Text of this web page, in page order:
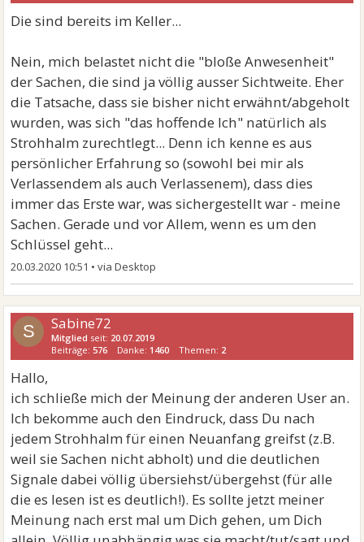
Die sind bereits im Keller...
Nein, mich belastet nicht die "bloße Anwesenheit"
der Sachen, die sind ja völlig ausser Sichtweite. Eher
die Tatsache, dass sie bisher nicht erwähnt/abgeholt
wurden, was sich "das hoffende Ich" natürlich als
Strohhalm zurechtlegt... Denn ich kenne es aus
persönlicher Erfahrung so (sowohl bei mir als
Verlassendem als auch Verlassenem), dass dies
immer das Erste war, was sichergestellt war - meine
Sachen. Gerade und vor Allem, wenn es um den
Schlüssel geht...
20.03.2020 10:51 •
S Sabine72
Mitglied seit: 20.07.2019
Beiträge: 576 Danke: 1460 Themen: 2
Hallo,
ich schließe mich der Meinung der anderen User an.
Ich bekomme auch den Eindruck, dass Du nach
jedem Strohhalm für einen Neuanfang greifst (z.B.
weil sie Sachen nicht abholt) und die deutlichen
Signale dabei völlig übersiehst/übergehst (für alle
die es lesen ist es deutlich!). Es sollte jetzt meiner
Meinung nach erst mal um Dich gehen, um Dich